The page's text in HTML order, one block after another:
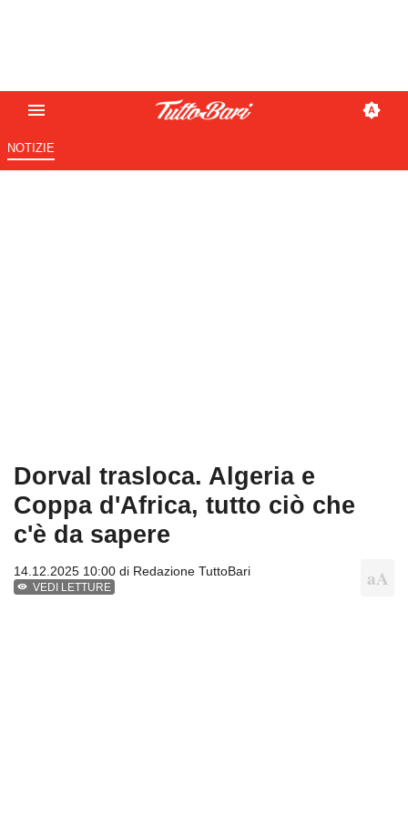
NOTIZIE
Dorval trasloca. Algeria e
Coppa d'Africa, tutto ciò che
c'è da sapere
14.12.2025 10:00 di Redazione TuttoBari
VEDI LETTURE